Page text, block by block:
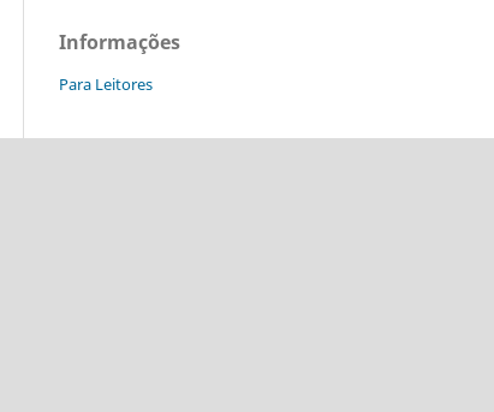
Informações
Para Leitores